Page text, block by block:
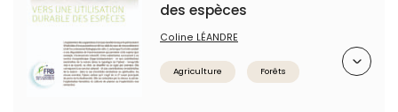
des espèces
Coline LÉANDRE
Agriculture Forêts